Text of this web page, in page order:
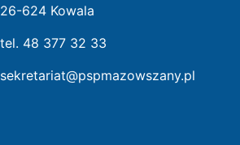
26-624 Kowala
tel. 48 377 32 33
sekretariat@pspmazowszany.pl